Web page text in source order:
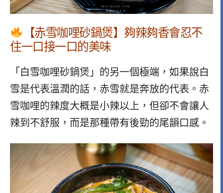
【赤雪咖哩砂鍋煲】夠辣夠香會忍不
住一口接一口的美味
「白雪咖哩砂鍋煲」的另一個極端，如果說白
雪是代表溫潤的話，赤雪就是奔放的代表。赤
雪咖哩的辣度大概是小辣以上，但卻不會讓人
辣到不舒服，而是那種帶有後勁的尾韻口感。